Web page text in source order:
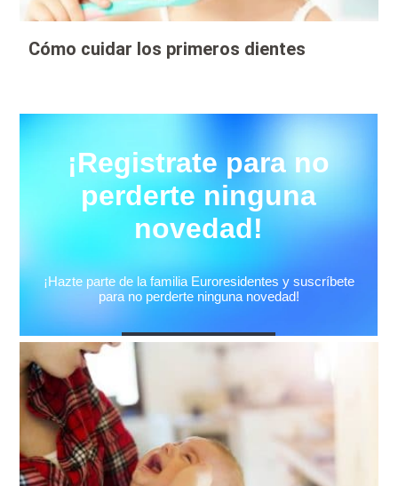
Cómo cuidar los primeros dientes